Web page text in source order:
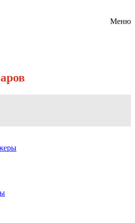
Меню